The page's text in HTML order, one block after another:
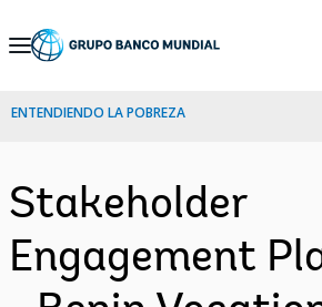
Skip
Navigation
ENTENDIENDO LA POBREZA
Stakeholder
Engagement